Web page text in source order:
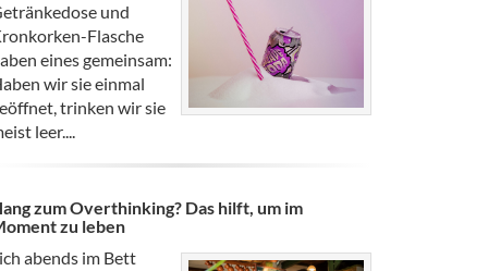
und
Flasche
eines gemeinsam:
wir sie einmal
trinken wir sie
leer....
zum Overthinking? Das hilft, um im
zu leben
abends im Bett